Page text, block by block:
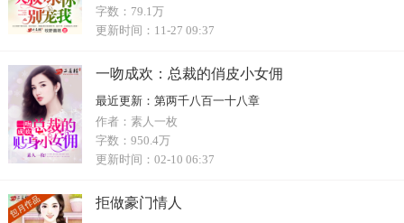
字数： 79.1万
更新时间： 11-27 09:37
一吻成欢：总裁的俏皮小女佣
最近更新： 第两千八百一十八章
作者： 素人一枚
字数： 950.4万
更新时间： 02-10 06:37
拒做豪门情人